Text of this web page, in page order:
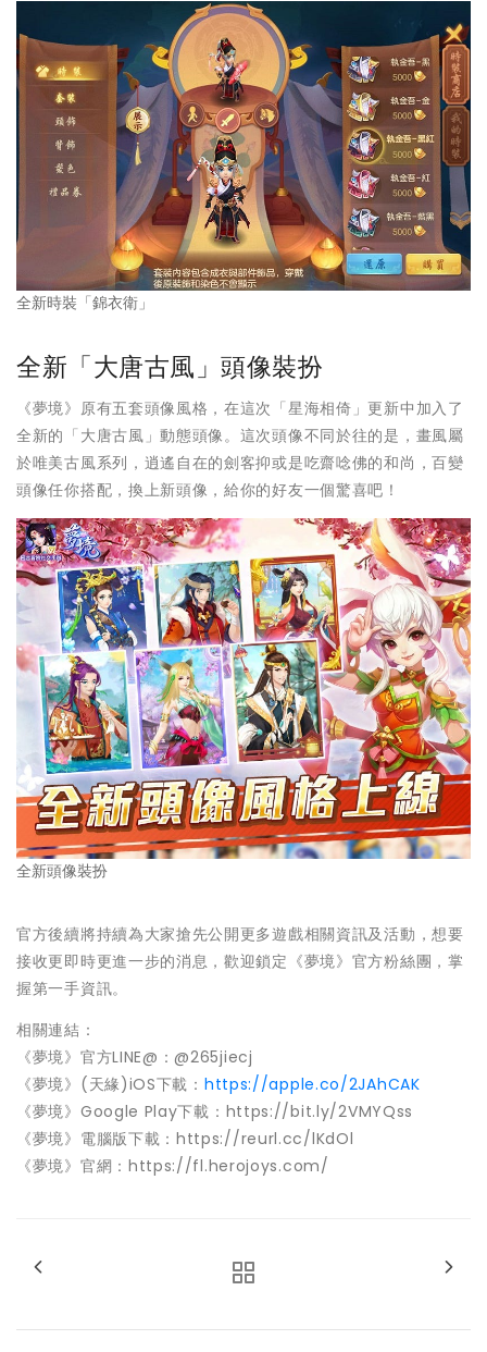
全新時裝「錦衣衛」
全新「大唐古風」頭像裝扮
《夢境》原有五套頭像風格，在這次「星海相倚」更新中加入了
全新的「大唐古風」動態頭像。這次頭像不同於往的是，畫風屬
於唯美古風系列，逍遙自在的劍客抑或是吃齋唸佛的和尚，百變
頭像任你搭配，換上新頭像，給你的好友一個驚喜吧！
全新頭像裝扮
官方後續將持續為大家搶先公開更多遊戲相關資訊及活動，想要
接收更即時更進一步的消息，歡迎鎖定《夢境》官方粉絲團，掌
握第一手資訊。
相關連結：
《夢境》官方LINE@：@265jiecj
《夢境》(天緣)iOS下載： https://apple.co/2JAhCAK
《夢境》Google Play下載：https://bit.ly/2VMYQss
《夢境》電腦版下載：https://reurl.cc/lKdOl
《夢境》官網：https://fl.herojoys.com/